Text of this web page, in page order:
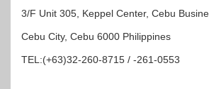
3/F Unit 305, Keppel Center, Cebu
Cebu City, Cebu 6000 Philippines
TEL:(+63)32-260-8715 / -261-0553